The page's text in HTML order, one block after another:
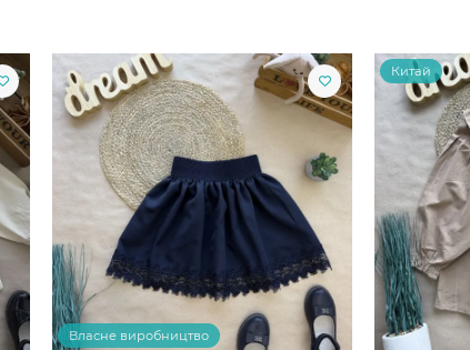
Власне виробництво
Китай